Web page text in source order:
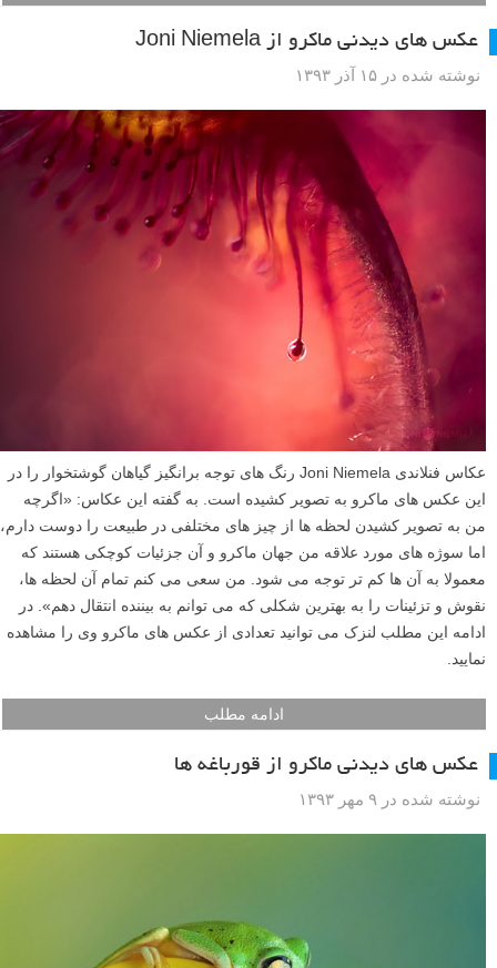
عکس های دیدنی ماکرو از Joni Niemela
نوشته شده در ۱۵ آذر ۱۳۹۳
عکاس فنلاندی Joni Niemela رنگ های توجه برانگیز گیاهان گوشتخوار را در
این عکس های ماکرو به تصویر کشیده است. به گفته این عکاس: «اگرچه
من به تصویر کشیدن لحظه ها از چیز های مختلفی در طبیعت را دوست دارم،
اما سوژه های مورد علاقه من جهان ماکرو و آن جزئیات کوچکی هستند که
معمولا به آن ها کم تر توجه می شود. من سعی می کنم تمام آن لحظه ها،
نقوش و تزئینات را به بهترین شکلی که می توانم به بیننده انتقال دهم». در
ادامه این مطلب لنزک می توانید تعدادی از عکس های ماکرو وی را مشاهده
نمایید.
ادامه مطلب
عکس های دیدنی ماکرو از قورباغه ها
نوشته شده در ۹ مهر ۱۳۹۳